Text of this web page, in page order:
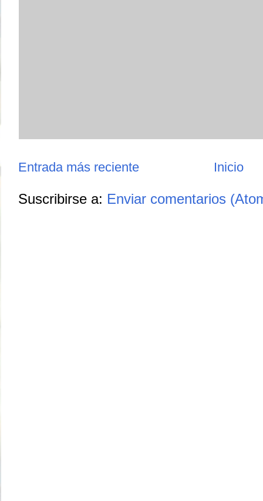
Entrada más reciente Inicio
Suscribirse a: Enviar comentarios